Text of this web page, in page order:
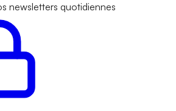
newsletters quotidiennes